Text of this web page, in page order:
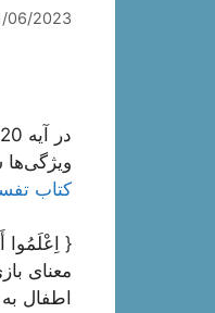
06/2023
در آیه 20 سوره الحدید در
ویژگی‌ها
کتاب
{ اِعْلَمُوا
معناى
اطفال